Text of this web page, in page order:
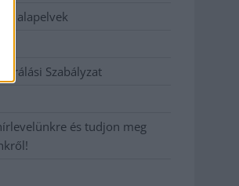
alapelvek
Szabályzat
és tudjon meg